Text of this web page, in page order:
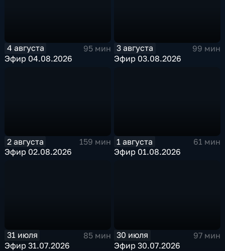
4 августа
95 мин
Эфир 04.08.2026
3 августа
99 мин
Эфир 03.08.2026
2 августа
159 мин
Эфир 02.08.2026
1 августа
61 мин
Эфир 01.08.2026
31 июля
85 мин
Эфир 31.07.2026
30 июля
97 мин
Эфир 30.07.2026